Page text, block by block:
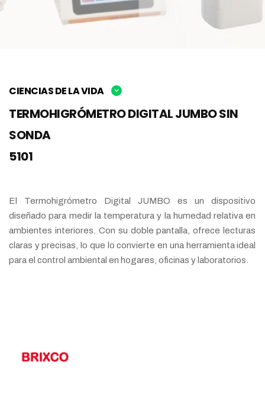
CIENCIAS DE LA VIDA
TERMOHIGRÓMETRO DIGITAL JUMBO SIN
SONDA
5101
El Termohigrómetro Digital JUMBO es un dispositivo
diseñado para medir la temperatura y la humedad relativa en
ambientes interiores. Con su doble pantalla, ofrece lecturas
claras y precisas, lo que lo convierte en una herramienta ideal
para el control ambiental en hogares, oficinas y laboratorios.